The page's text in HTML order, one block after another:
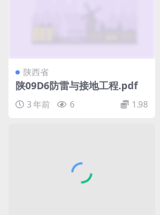
陕西省
陕09D6防雷与接地工程.pdf
3 年前 6 1.98